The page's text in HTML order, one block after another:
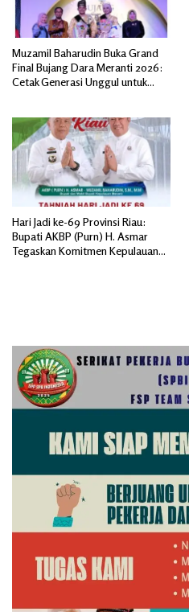
Muzamil Baharudin Buka Grand
Final Bujang Dara Meranti 2026:
Cetak Generasi Unggul untuk
Hari Jadi ke-69 Provinsi Riau:
Bupati AKBP (Purn) H. Asmar
Tegaskan Komitmen Kepulauan